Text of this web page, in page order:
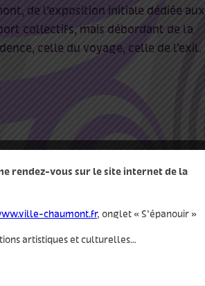
de l’exposition initiale dédiée aux
collectifs, mais débordant de la
celle du voyage, celle de l’exil.
autres
rendez-vous sur le site internet de la
chaumont.fr, onglet « S’épanouir »
artistiques et culturelles…